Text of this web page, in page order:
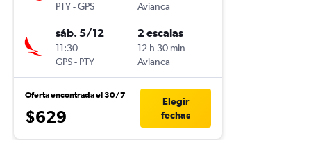
PTY-GPS
Avianca
sáb. 5/12
11:30
GPS- PTY
2 escalas
12 h 30 min
Avianca
Oferta encontrada el 30/7
$629
Elegir
fechas